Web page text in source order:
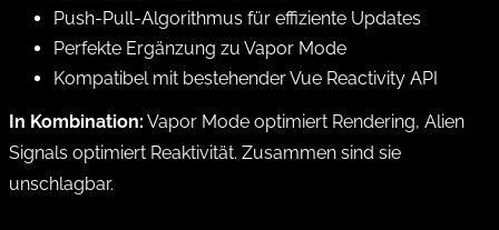
Push-Pull-Algorithmus für effiziente Updates
Perfekte Ergänzung zu Vapor Mode
Kompatibel mit bestehender Vue Reactivity API
In Kombination: Vapor Mode optimiert Rendering, Alien
Signals optimiert Reaktivität. Zusammen sind sie
unschlagbar.